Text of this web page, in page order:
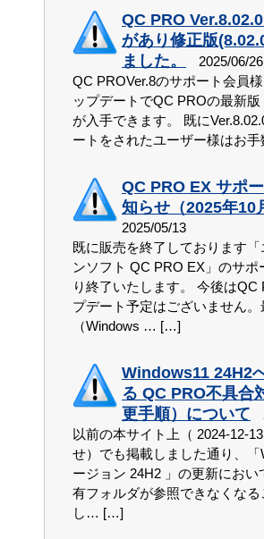
2023年4月 商品
せ
投稿: 2023-03-09
この度、半導体を
料等のコスト上昇
変化を受け、弊社として誠に不本
が、2023年4月1日より下記商品
弊社製品の
について （
投稿: 2022-05-19
平素は弊社製品を
にありがとうご
（2022年5月19日）の「Windows
記の通りです。 ■ソフトウェ […]
Windows 11 対
投稿: 2021-10-15
2021年10月5日、
「Windows 11」
弊社でも動作検証を行っておりま
（2021年10月15日） […]
オンラインアッ
ルクアナライザ
入手できます。
投稿: 2026-06-11
PCトルクアナラ
ート会員様は最新版（
す。 (注1)オンラインアップデー
オンラインアッ
Manager
ます。
投稿: 2026-05-28
QC PROVer.8の
Manager ユーザー様は最新版（
手できます。 (注1)オンラインア
オンラインア
PRO
す。
投稿: 2026-05-18
QC PROVer.8の
オンラインアップデートでQC
（Ver.8.02.017）が入手できます
アップ […]
2026 京都もの
体感フェア（3/
御礼
投稿: 2026-03-19
2026/3/17(火)～3/
都ものづくり提案＆実機体感フェ
示ブースへ多数ご来場頂き、誠に
2026 作業負荷
（2026/3/11）ご
投稿: 2026-03-13
2026/3/11(水)開
減体感会in福井」
ースへ多数ご来場頂き、誠にあり
2026測定・計測
展in竜王（2/20
投稿: 2026-02-21
2026/2/20(金)開
ソリューション
社展示ブースへ多数ご来場頂き、
ざいました。 社員一同心より感 […]
テレメジャーII
波探傷器
した。
投稿: 2024-06-20
テレメジャーII の
ンスミッタ（TXG-RS、TXG-RSQ
(旧オリンパス）製 超音波探傷器
テレメジャーII
ランスミッタ（
RSQ） が新た
対応しました。
投稿: 2023-10-24
テレメジャーII のRS-232C対応ト
（TXG-RS、TXG-RSQ）が下記測
テレメジャーII
ベルト張力計
ました。
投稿: 2023-03-29
テレメジャーII の
ンスミッタ（TXG-RS、TXG-
音波式ベルト張力計「ICH-610N」
「HIOKI LCRメ
無線入力」の動
ャンネルにア
投稿: 2025-10-24
ベクトリックス
ルに「HIOKI LCRメータ IM3523
ャンネル […]
品質管理をかん
の動画を
アップしました
投稿: 2024-11-13
ベクトリックスの
ルに「品質管理をかんたんにする
い！ チャンネル登録も […]
「エビデント 超
PLUSからの無
YouTubeチャン
ました。
投稿: 2024-03-14
ベクトリックスのYouTubeチャン
Windows10サポ
QC PRO EX Plus
のご案内【QC
限定】※終了
投稿: 2025-05-27
この度、Windows 10／Excel
サポート終了にともない、「エク
ト QC PRO EX」のサポート […]
キャンペーン終
QC PRO EX Plus
2022年6月30日
「QC PRO EX
ン」を終了させていただきます。
いただき、誠に有難うございま
【QC PRO EXユ
PRO EX Plus 移
ご案内
投稿: 2021-12-09
平素はQC PRO
き、誠にありがとうございます。
11月末日をもちまして、長年ご愛
クセルアドインソフ […]
QC PRO
があり修正版
ました。
2025/06/26
QC PROVer.8のサポート会員
ップデートでQC PROの最新版
が入手できます。 既に
ートをされたユーザー様はお
QC PRO EX サポ
知らせ（2025年10
2025/05/13
既に販売を終了しております「
ンソフト QC PRO EX」のサポ
り終了いたします。 今後はQC
プデート予定はございません
（Windows … […]
Windows11 24H2
る QC PRO不具合
更手順）について
以前の本サイト上（ 2024-12-
せ）でも掲載しました通り、「
ージョン 24H2 」の更新にお
有フォルダが参照できなくなる
し… […]